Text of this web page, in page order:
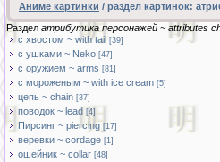
Аниме картинки / раздел картинок:
Раздел атрибутика персонажей ~ attributes
с хвостом ~ with tail [39]
с ушками ~ Neko [47]
с оружием ~ arms [81]
с мороженым ~ with ice cream [5]
цепь ~ chain [37]
поводок ~ lead [4]
Пирсинг ~ piercing [17]
веревки ~ cordage [1]
ошейник ~ collar [48]